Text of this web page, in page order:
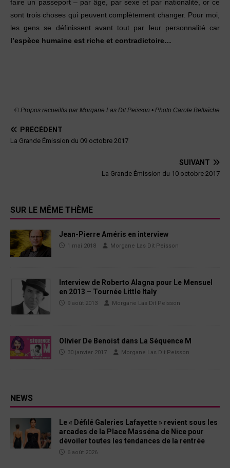
faire un passeport – par âge, par sexe et par nationalité, or ce
sont trois choses qui peuvent complètement changer. Pour moi,
les gens se définissent avant tout par leur personnalité car
l’espèce humaine est riche et contradictoire…
© Propos recueillis par Morgane Las Dit Peisson • Photo Carole Bellaïche
PRÉCÉDENT
La Grande Émission du 09 octobre 2017
SUIVANT
La Grande Émission du 10 octobre 2017
SUR LE MÊME THÈME
Jean-Pierre Améris en interview
1 mai 2018 Morgane Las Dit Peisson
Interview de Roberto Alagna pour Le Mensuel
en 2013 – Tournée Little Italy
9 août 2013 Morgane Las Dit Peisson
Olivier De Benoist dans La Séquence M
30 janvier 2017 Morgane Las Dit Peisson
NEWS
Le « Défilé Galeries Lafayette » revient sous les
arcades de la Place Masséna de Nice pour
dévoiler toutes les tendances de la rentrée
6 août 2026